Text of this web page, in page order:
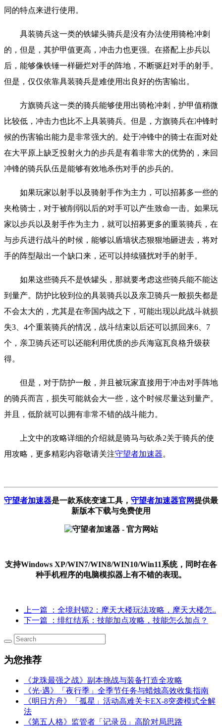
同的特点来进行使用。
具装骑兵这一类的铁罐头骑兵是没有办法使用骑枪冲刺
的，但是，其护甲值更高，冲击力也更强。在搭配上步兵以
后，能够像铁锤一样砸烂对手的阵地，不断驱赶对手的射手。
但是，仅仅依靠具装骑兵是难使用出良好的伤害输出。
方旗骑兵这一类的骑兵能够使用出骑枪冲刺，护甲值稍微
比较低，冲击力也比不上具装骑兵。但是，方旗骑兵在冲锋时
候的伤害输出能力是非常强大的。处于冲锋中的骑士在面对处
在大平原上缺乏投射火力的步兵是有着非常大的优势的，来回
冲锋的骑兵队伍是能够有效地杀伤对手的步兵的。
如果玩家以射手以及骑射手作为主力，可以招募多一些的
夹枪骑士，对于被削弱以后的对手可以产生致命一击。如果玩
家以步兵以及射手作为主力，就可以招募更多的重装骑兵，在
与步兵进行战斗的时候，能够以盾墙状态狠狠地砸进去，将对
手的阵型敲出一个缺口来，还可以持续骚扰对手的射手。
如果这些骑兵不是铁罐头，那就要考虑这些骑兵能不能达
到量产。防护比较到位的具装骑兵以及亲卫骑兵一般损失都是
不会太大的，尤其是在帝国内战之下，可能出现以此战斗就损
失3、4个重装骑兵的情况，战斗结束以后还可以抓回来6、7
个，亲卫骑兵还可以还能利用优质的步兵海寇瓦良格升级获
得。
但是，对于防护一般，并且被玩家直接用于冲击对手阵地
的骑兵而言，损失可能就会大一些，这个时候尽量达到量产。
并且，低阶就可以拥有非常不错的战斗能力。
上文中的攻略详细的介绍就是骑马与砍杀2关于骑兵的使
用攻略，更多精彩内容敬请关注守望者加速器。
守望者加速器是一款系统变速工具 ， 守望者加速器官网提供最
新版本下载与免费使用
支持Windows XP/WIN7/WIN8/WIN10/Win11系统，同时在各
种手机程序的电脑模拟器上有不错的表现。
上一篇
：全境封锁2：摩天大楼玩法攻略，摩天大楼怎..
下一篇
：绯红结系：技能加点攻略，技能怎么加点？
为您推荐
《龙珠最强之战》副本挑战与装备打造全攻略
《光·遇》「夜行季」全季节任务与蜡烛高效收集指南
《明日方舟》「孤星」活动高难关卡EX-8突袭模式全解
法
《第五人格》监管者「记录员」高阶对局思路